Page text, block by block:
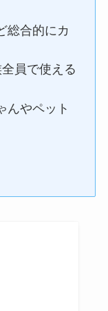
総合的にカ
員で使える
んやペット